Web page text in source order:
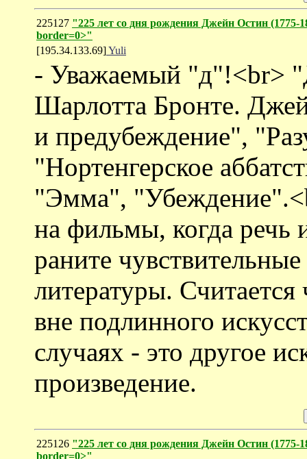
225127 "225 лет со дня рождения Джейн Остин (1775-
border=0>"
[195.34.133.69]Yuli
- Уважаемый "д"!<br>
Шарлотта Бронте.
и предубеждение",
"Нортенгерское
"Эмма",
на фильмы, когда речь
раните
литературы. Считается
вне подлинного
случаях - это другое
произведение.
225126 "225 лет со дня рождения Джейн Остин (1775-
border=0>"